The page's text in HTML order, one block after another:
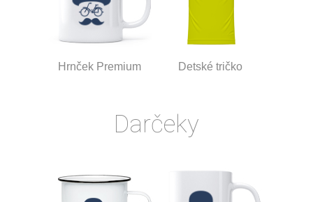
Hrnček Premium Detské tričko
Darčeky